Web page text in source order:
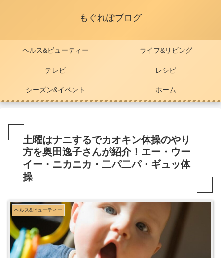
もぐれぽブログ
ヘルス&ビューティー ライフ&リビング
テレビ レシピ
シーズン&イベント ホーム
土曜はナニするでカオキン体操のやり
方を奥田逸子さんが紹介！エー・ウー
イー・ニカニカ・二パ二パ・ギュッ体
操
ヘルス&ビューティー